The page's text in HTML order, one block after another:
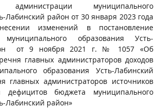
администрации муниципального
Лабинский район от 30 января 2023 года
изменений в постановление
муниципального образования Усть-
от 9 ноября 2021 г. № 1057 «Об
главных администраторов доходов
образования Усть-Лабинский
главных администраторов источников
дефицитов бюджета муниципального
Лабинский район»